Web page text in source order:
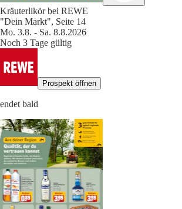
Kräuterlikör bei REWE
"Dein Markt", Seite 14
Mo. 3.8. - Sa. 8.8.2026
Noch 3 Tage gültig
Prospekt öffnen
endet bald